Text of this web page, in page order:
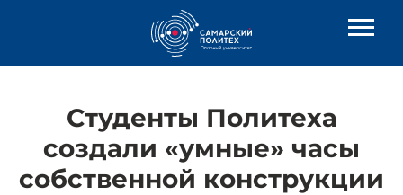
Студенты Политеха
создали «умные» часы
собственной конструкции